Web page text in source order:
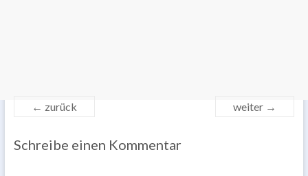
← zurück weiter →
Schreibe einen Kommentar